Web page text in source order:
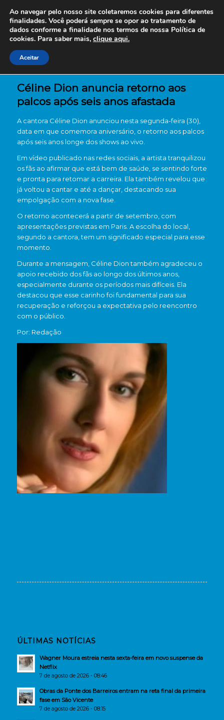
Céline Dion anuncia retorno aos
palcos após seis anos afastada
A cantora Céline Dion anunciou nesta segunda-feira (30),
data em que comemora aniversário, o retorno aos palcos
após seis anos longe dos shows ao vivo.
Em vídeo publicado nas redes sociais, a artista tranquilizou
os fãs ao afirmar que está bem de saúde, se sentindo forte
e pronta para retomar a carreira. Ela também revelou que
já voltou a cantar e até a dançar, destacando sua
empolgação com a nova fase.
O retorno acontecerá a partir de setembro, com
apresentações previstas em Paris. A escolha do local,
segundo a cantora, tem um significado especial para esse
momento.
Durante a mensagem, Céline Dion também agradeceu o
apoio recebido dos fãs ao longo dos últimos anos,
especialmente durante os períodos mais difíceis. Ela
destacou que esse carinho foi fundamental para sua
recuperação e reforçou a expectativa pelo reencontro
com o público.
Por: Redação
ÚLTIMAS NOTÍCIAS
Wagner Moura estreia nesta sexta-feira em novo suspense da
Netflix
7 de agosto de 2026 - 08:46
Obras da Ponte dos Barreiros entram na reta final da primeira
fase em São Vicente
7 de agosto de 2026 - 08:15
Ao navegar pelo nosso site coletaremos cookies para diferentes
finalidades. Você poderá sempre se opor ao tratamento de
dados conforme a finalidade nos termos de nossa Política de
cookies. Para saber mais, clique aqui.
Aceitar